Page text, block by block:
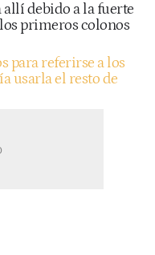
allí debido a la fuerte
primeros colonos
para referirse a los
usarla el resto de